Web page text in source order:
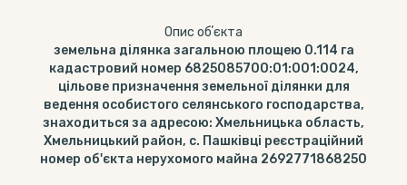
Опис обʼєкта
земельна ділянка загальною площею 0.114 га
кадастровий номер 6825085700:01:001:0024,
цільове призначення земельної ділянки для
ведення особистого селянського господарства,
знаходиться за адресою: Хмельницька область,
Хмельницький район, с. Пашківці реєстраційний
номер об'єкта нерухомого майна 2692771868250